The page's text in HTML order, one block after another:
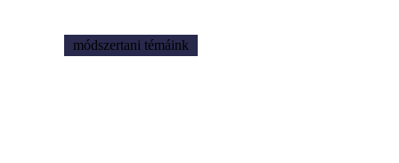
módszertani témáink